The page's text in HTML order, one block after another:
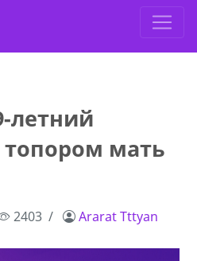
летний
топором мать
2403 Ararat Tttyan